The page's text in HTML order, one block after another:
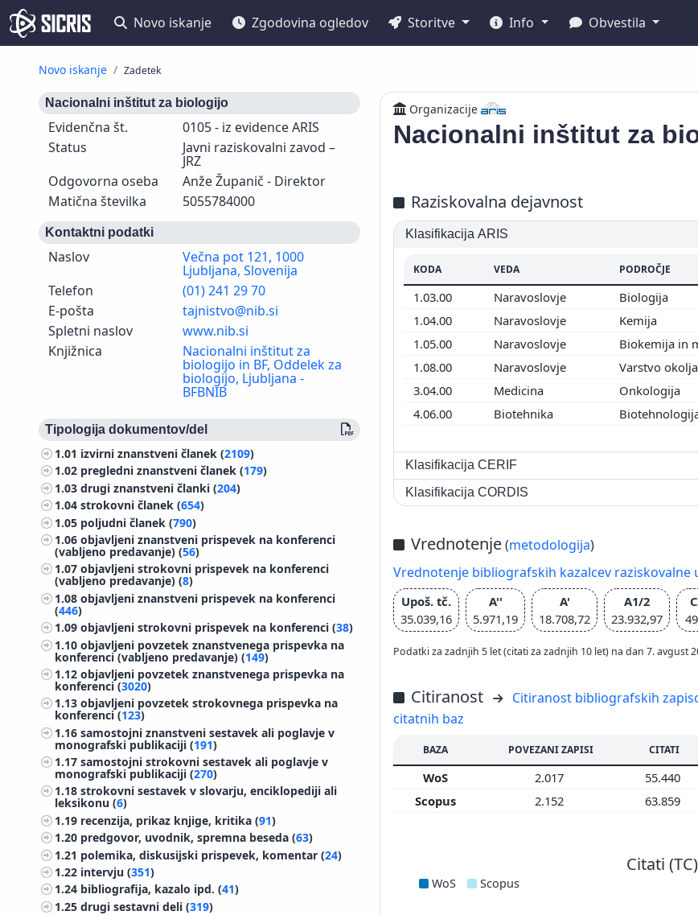
Novo iskanje Zgodovina ogledov Storitve Info Obvestila
Novo iskanje Zadetek
Nacionalni inštitut za biologijo
Evidenčna št.
0105 - iz evidence ARIS
Status
Javni raziskovalni zavod –
JRZ
Odgovorna oseba
Anže Županič - Direktor
Matična številka
5055784000
Kontaktni podatki
Naslov Večna pot 121, 1000
Ljubljana, Slovenija
Telefon
(01) 241 29 70
E-pošta
tajnistvo@nib.si
Spletni naslov
www.nib.si
Knjižnica
Nacionalni inštitut za
biologijo in BF, Oddelek za
biologijo, Ljubljana -
BFBNIB
Tipologija dokumentov/del
1.01 izvirni znanstveni članek (2109)
1.02 pregledni znanstveni članek (179)
1.03drugi znanstveni članki (204)
1.04strokovni članek (654)
1.05 poljudni članek (790)
1.06objavljeni znanstveni prispevek na konferenci
(vabljeno predavanje) (56)
1.07objavljeni strokovni prispevek na konferenci
(vabljeno predavanje) (8)
1.08objavljeni znanstveni prispevek na konferenci
(446)
1.09objavljeni strokovni prispevek na konferenci (38)
1.10objavljeni povzetek znanstvenega prispevka na
konferenci (vabljeno predavanje) (149)
1.12objavljeni povzetek znanstvenega prispevka na
konferenci (3020)
1.13objavljeni povzetek strokovnega prispevka na
konferenci (123)
1.16samostojni znanstveni sestavek ali poglavje v
monografski publikaciji (191)
1.17samostojni strokovni sestavek ali poglavje v
monografski publikaciji (270)
1.18strokovni sestavek v slovarju, enciklopediji ali
leksikonu (6)
1.19 recenzija, prikaz knjige, kritika (91)
1.20 predgovor, uvodnik, spremna beseda (63)
1.21 polemika, diskusijski prispevek, komentar (24)
1.22 intervju (351)
1.24 bibliografija, kazalo ipd. (41)
1.25drugi sestavni deli (319)
Organizacije
Nacionalni inštitut za
Raziskovalna dejavnost
Klasifikacija ARIS
KODA VEDA PODROČJE
1.03.00 Naravoslovje
Biologija
1.04.00
Naravoslovje
Kemija
1.05.00
Naravoslovje
Biokemija in
1.08.00
Naravoslovje
Varstvo okolja
3.04.00
Medicina
Onkologija
4.06.00
Biotehnika
Klasifikacija CERIF
Klasifikacija CORDIS
Vrednotenje(metodologija)
Vrednotenje bibliografskih kazalcev raziskovalne
Upoš. tč.
35.039,16
A''
5.971,19
A'
18.708,72
A1/2
23.932,97
Podatki za zadnjih 5 let (citati za zadnjih 10 let) na dan 7. avgust
Citiranost
Citiranost bibliografskih
citatnih baz
BAZA POVEZANI ZAPISI CITATI
WoS 2.017 55.440
Scopus
2.152 63.859
Citati
WoS Scopus